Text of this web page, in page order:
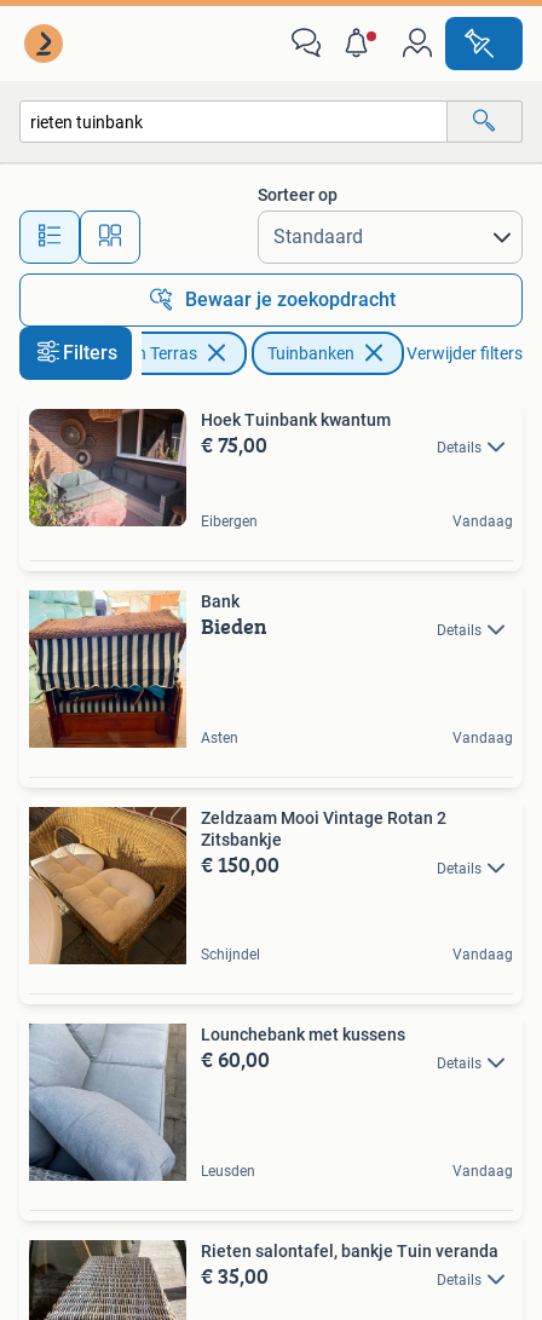
Alle afstanden…
Sorteer op
Bewaar je zoekopdracht
FiltersTuin en Terras Tuinbanken Verwijder filters
Hoek Tuinbank kwantum
€ 75,00 Details
Eibergen Vandaag
Bank
Bieden Details
Asten Vandaag
Zeldzaam Mooi Vintage Rotan 2
Zitsbankje
€ 150,00 Details
Schijndel Vandaag
Lounchebank met kussens
€ 60,00 Details
Leusden Vandaag
Rieten salontafel, bankje Tuin veranda
€ 35,00 Details